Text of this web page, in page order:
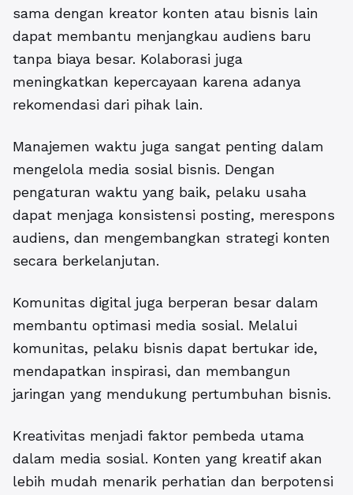
sama dengan kreator konten atau bisnis lain
dapat membantu menjangkau audiens baru
tanpa biaya besar. Kolaborasi juga
meningkatkan kepercayaan karena adanya
rekomendasi dari pihak lain.
Manajemen waktu juga sangat penting dalam
mengelola media sosial bisnis. Dengan
pengaturan waktu yang baik, pelaku usaha
dapat menjaga konsistensi posting, merespons
audiens, dan mengembangkan strategi konten
secara berkelanjutan.
Komunitas digital juga berperan besar dalam
membantu optimasi media sosial. Melalui
komunitas, pelaku bisnis dapat bertukar ide,
mendapatkan inspirasi, dan membangun
jaringan yang mendukung pertumbuhan bisnis.
Kreativitas menjadi faktor pembeda utama
dalam media sosial. Konten yang kreatif akan
lebih mudah menarik perhatian dan berpotensi